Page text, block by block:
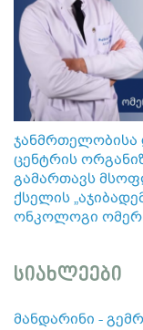
ჯანმრთელობისა
ცენტრის
გამართავს
ქსელის
ონკოლოგი ომერ
სიახლეები
მანდარინი -